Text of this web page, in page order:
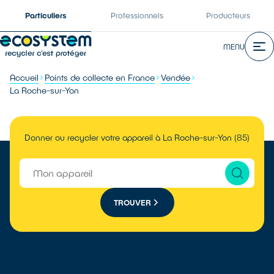
Particuliers Professionnels Producteurs
MENU
Accueil Points de collecte en France Vendée
La Roche-sur-Yon
Donner ou recycler votre appareil à La Roche-sur-Yon (85)
TROUVER